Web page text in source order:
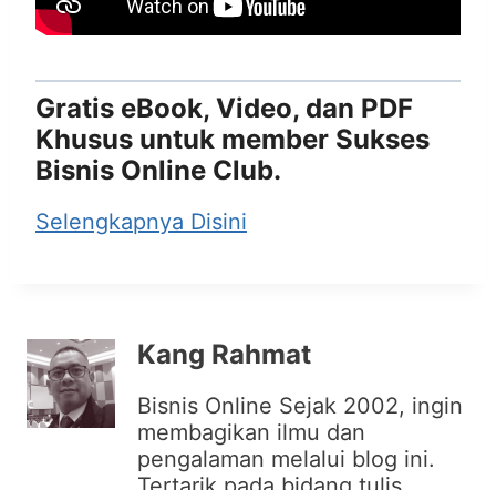
Gratis eBook, Video, dan PDF
Khusus untuk member Sukses
Bisnis Online Club.
Selengkapnya Disini
Kang Rahmat
Bisnis Online Sejak 2002, ingin
membagikan ilmu dan
pengalaman melalui blog ini.